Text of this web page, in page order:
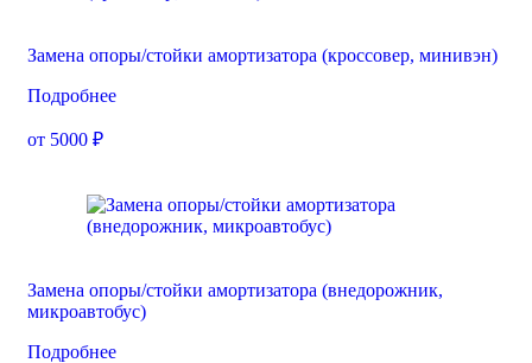
Замена опоры/стойки амортизатора (кроссовер, минивэн)
Подробнее
от 5000 ₽
Замена опоры/стойки амортизатора (внедорожник,
микроавтобус)
Подробнее